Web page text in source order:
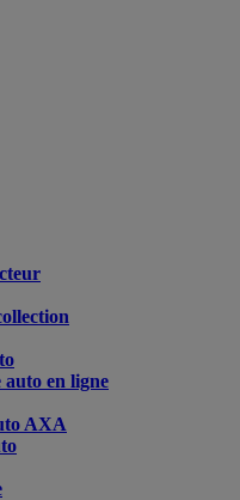
auto en ligne
AXA